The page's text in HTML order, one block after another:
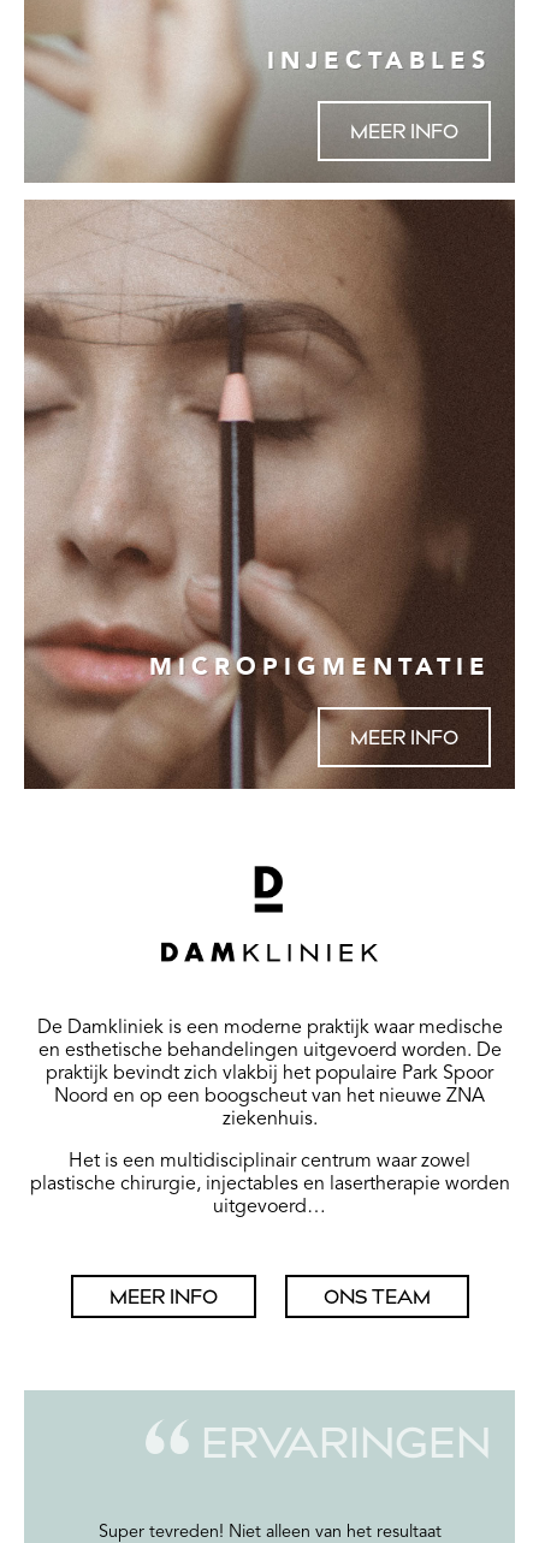
INJECTABLES
MEER INFO
MICROPIGMENTATIE
MEER INFO
De Damkliniek is een moderne praktijk waar medische
en esthetische behandelingen uitgevoerd worden. De
praktijk bevindt zich vlakbij het populaire Park Spoor
Noord en op een boogscheut van het nieuwe ZNA
ziekenhuis.
Het is een multidisciplinair centrum waar zowel
plastische chirurgie, injectables en lasertherapie worden
uitgevoerd…
MEER INFO ONS TEAM
ERVARINGEN
Super tevreden! Niet alleen van het resultaat